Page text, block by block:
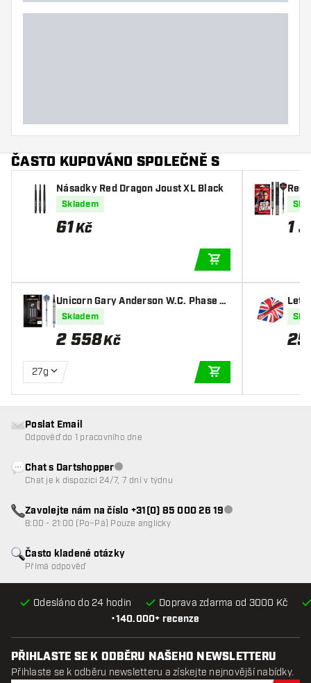
ČASTO KUPOVÁNO SPOLEČNĚ S
Násadky Red Dragon Joust XL Black
Skladem
61Kč
Unicorn Gary Anderson W.C. Phase 3
90% - Šipky Steel
Skladem
2 558Kč
27g
Red
1
ve
25
•140.000+ recenze
Odesláno do 24 hodin Doprava zdarma od 3000 Kč
Často kladené otázky
Přímá odpověď
Poslat Email
Odpověď do 1 pracovního dne
Chat s DartshopperZákaznický servis nedostupný
Chat je k dispozici 24/7, 7 dní v týdnu
Zavolejte nám na číslo +31(0) 85 000 26 19Zákaznický servis
8:00 - 21:00 (Po–Pá) Pouze anglicky
PŘIHLASTE SE K ODBĚRU NAŠEHO NEWSLETTERU
Přihlaste se k odběru newsletteru a získejte nejnovější nabídky.